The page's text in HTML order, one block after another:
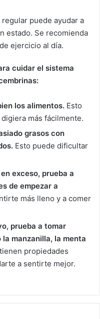
puede ayudar a
estado. Se recomienda
ejercicio al día.
cuidar el sistema
los alimentos. Esto
más fácilmente.
grasos con
Esto puede dificultar
exceso, prueba a
de empezar a
más lleno y a comer
prueba a tomar
manzanilla, la menta
propiedades
a sentirte mejor.